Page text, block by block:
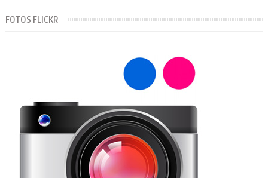
FOTOS FLICKR